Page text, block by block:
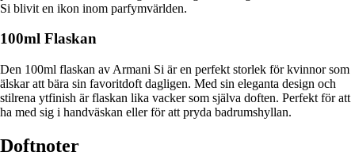
Si blivit en ikon inom parfymvärlden.
100ml Flaskan
Den 100ml flaskan av Armani Si är en perfekt storlek för kvinnor som
älskar att bära sin favoritdoft dagligen. Med sin eleganta design och
stilrena ytfinish är flaskan lika vacker som själva doften. Perfekt för att
ha med sig i handväskan eller för att pryda badrumshyllan.
Doftnoter